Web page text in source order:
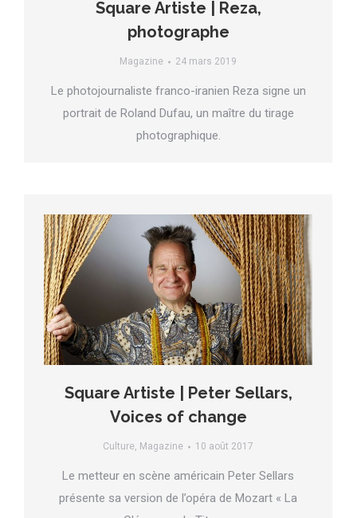
Square Artiste | Reza,
photographe
Magazine 24 mars 2019
Le photojournaliste franco-iranien Reza signe un
portrait de Roland Dufau, un maître du tirage
photographique.
Square Artiste | Peter Sellars,
Voices of change
Culture, Magazine 10 août 2017
Le metteur en scène américain Peter Sellars
présente sa version de l’opéra de Mozart « La